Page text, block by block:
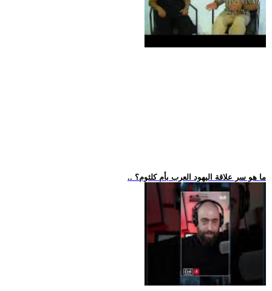
.. ما هو سر علاقة اليهود العرب بأم كلثوم؟